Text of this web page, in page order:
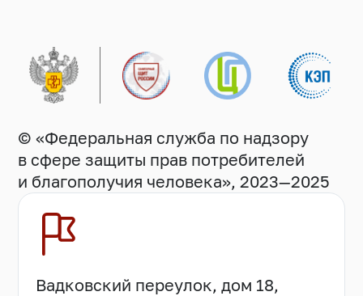
© «Федеральная служба по надзору
в сфере защиты прав потребителей
и благополучия человека», 2023—2025
Вадковский переулок, дом 18,